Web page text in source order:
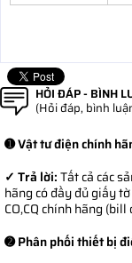
HỎI ĐÁP - BÌNH
(Hỏi đáp, bình
➊ Vật tư điện chính
✓ Trả lời:Tất cả các
hãng có đầy đủ giấy
CO,CQ chính hãng
➋ Phân phối thiết bị